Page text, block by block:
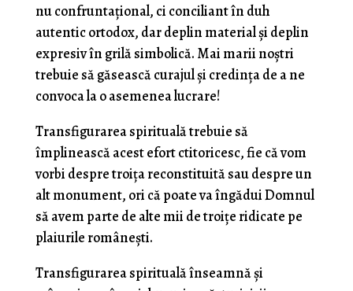
nu confruntaţional, ci conciliant în duh
autentic ortodox, dar deplin material şi deplin
expresiv în grilă simbolică. Mai marii noştri
trebuie să găsească curajul şi credinţa de a ne
convoca la o asemenea lucrare!
Transfigurarea spirituală trebuie să
împlinească acest efort ctitoricesc, fie că vom
vorbi despre troiţa reconstituită sau despre un
alt monument, ori că poate va îngădui Domnul
să avem parte de alte mii de troiţe ridicate pe
plaiurile româneşti.
Transfigurarea spirituală înseamnă şi